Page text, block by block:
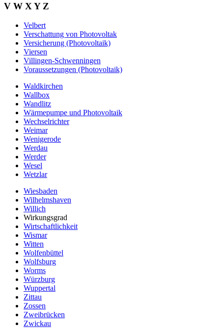
V W X Y Z
Velbert
Verschattung von Photovoltak
Versicherung (Photovoltaik)
Viersen
Villingen-Schwenningen
Voraussetzungen (Photovoltaik)
Waldkirchen
Wallbox
Wandlitz
Wärmepumpe und Photovoltaik
Wechselrichter
Weimar
Wenigerode
Werdau
Werder
Wesel
Wetzlar
Wiesbaden
Wilhelmshaven
Willich
Wirkungsgrad
Wirtschaftlichkeit
Wismar
Witten
Wolfenbüttel
Wolfsburg
Worms
Würzburg
Wuppertal
Zittau
Zossen
Zweibrücken
Zwickau